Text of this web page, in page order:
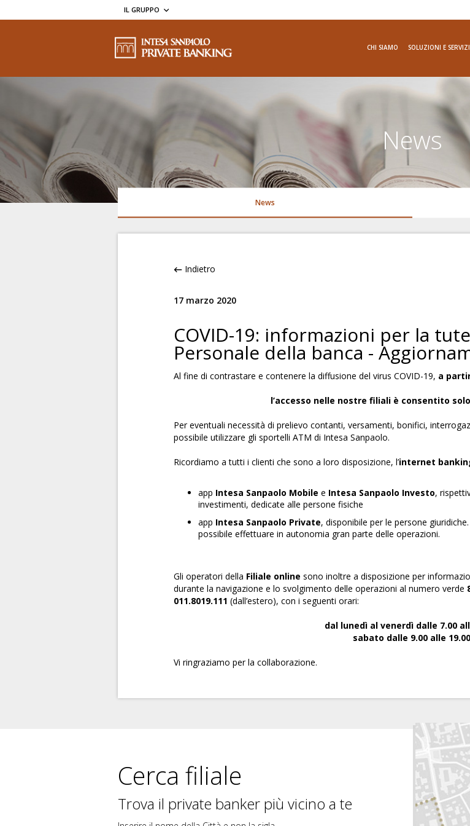
IL GRUPPO
CHI SIAMO SOLUZIONI E SERVIZI
News
News
Indietro
17 marzo 2020
COVID-19: informazioni per la
Personale della banca -
Al fine di contrastare e contenere la diffusione del virus COVID-19, a
l’accesso nelle nostre filiali è consentito
Per eventuali necessità di prelievo contanti, versamenti, bonifici,
possibile utilizzare gli sportelli ATM di Intesa Sanpaolo.
Ricordiamo a tutti i clienti che sono a loro disposizione, l’internet
app Intesa Sanpaolo Mobile e Intesa Sanpaolo Investo,
investimenti, dedicate alle persone fisiche
app Intesa Sanpaolo Private, disponibile per le persone
possibile effettuare in autonomia gran parte delle operazioni.
Gli operatori della Filiale online sono inoltre a disposizione per
durante la navigazione e lo svolgimento delle operazioni al numero verde
011.8019.111 (dall’estero), con i seguenti orari:
dal lunedì al venerdì dalle 7.00
sabato dalle 9.00 alle 19.00
Vi ringraziamo per la collaborazione.
Cerca filiale
Trova il private banker più vicino a te